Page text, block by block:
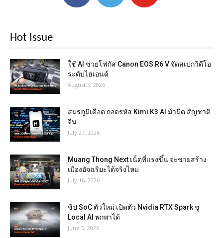
Hot Issue
ใช้ AI ช่วยโฟกัส Canon EOS R6 V จัดสเปกวิดีโอ
ระดับไฮเอนด์
August 3, 2026
สมรภูมิเดือด ถอดรหัส Kimi K3 AI ม้ามืด สัญชาติ
จีน
July 27, 2026
Muang Thong Next เน็ตที่แรงขึ้น จะช่วยสร้าง
เมืองอัจฉริยะได้จริงไหม
July 16, 2026
ชิป SoC ตัวใหม่ เปิดตัว Nvidia RTX Spark ชู
Local AI พกพาได้
June 5, 2026